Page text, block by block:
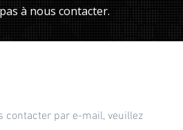
à nous contacter.
contacter par e-mail, veuillez